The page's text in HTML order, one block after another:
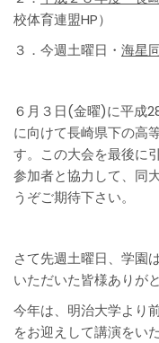
校体育連盟HP）
３．今週土曜日・ 海星
６月３日(金曜)に平成
に向けて長崎県下の高
す。この大会を最後に
参加者と協力して、同
うぞご期待下さい。
さて先週土曜日、学園
いただいた皆様ありが
今年は、明治大学より
をお迎えして講演をい